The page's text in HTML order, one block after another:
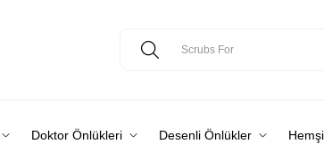
Doktor Önlükleri Desenli Önlükler